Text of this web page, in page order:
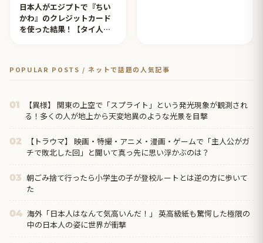
日本人がエジプトで『ちい
かわ』のクレジットカード
を使った結果！【タイ人の
POPULAR POSTS / ネットで話題の人気記事
01
【異様】 関東の上空で「スプライト」という発光現象が観測され
る！多くの人が地上から天変地異のような光景を目撃
02
【トラウマ】 映画・特撮・アニメ・漫画・ゲームで「主人公がガ
チで敗北した回」と聞いて真っ先に思い浮かぶのは？
03 朝ごみ捨て行ったら小学生の子が登校ルートとは逆の方に歩いて
た
04 海外「日本人はなんて気高いんだ！」 英高級紙も驚愕した極限の
中の日本人の姿に世界が衝撃